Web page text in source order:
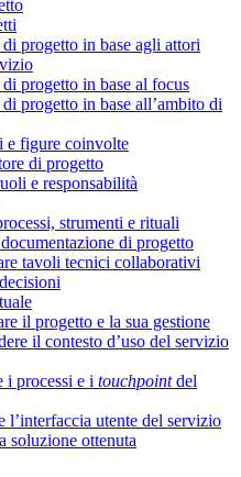
progetto in base agli attori
progetto in base al focus
progetto in base all’ambito di
e figure coinvolte
di progetto
e responsabilità
strumenti e rituali
di progetto
tavoli tecnici collaborativi
il progetto e la sua gestione
il contesto d’uso del servizio
i processi e i touchpointdel
l’interfaccia utente del servizio
soluzione ottenuta